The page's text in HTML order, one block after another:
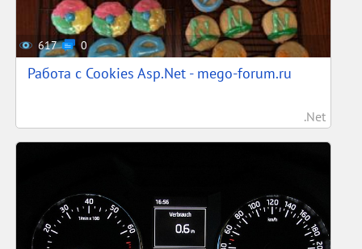
617 0
Работа с Cookies Asp.Net - mego-forum.ru
.Net